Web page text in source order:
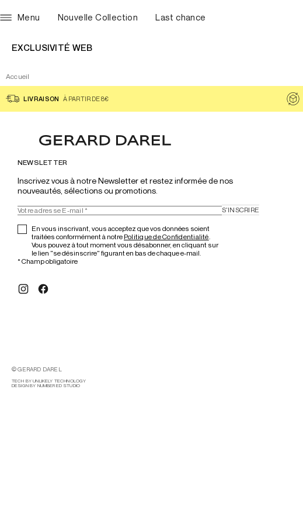
Menu Nouvelle Collection Last chance
EXCLUSIVITÉ WEB
Accueil
LIVRAISON À PARTIR DE 8€
NEWSLETTER
Inscrivez vous à notre Newsletter et restez informée de nos
nouveautés, sélections ou promotions.
En vous inscrivant, vous acceptez que vos données soient
traitées conformément à notre Politique de Confidentialité.
Vous pouvez à tout moment vous désabonner, en cliquant sur
le lien "se désinscrire" figurant en bas de chaque e-mail.
S'INSCRIRE
*Champ obligatoire
© GERARD DAREL
TECH BY UNLIKELY TECHNOLOGY
DESIGN BY NUMBERED STUDIO